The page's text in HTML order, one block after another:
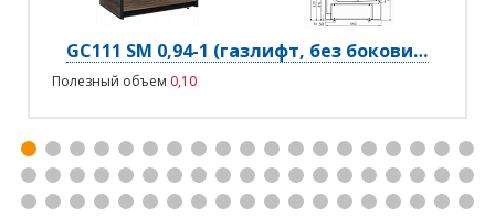
GC111 SM 0,94-1 (газлифт, без боковин)
Полезный объем 0,10